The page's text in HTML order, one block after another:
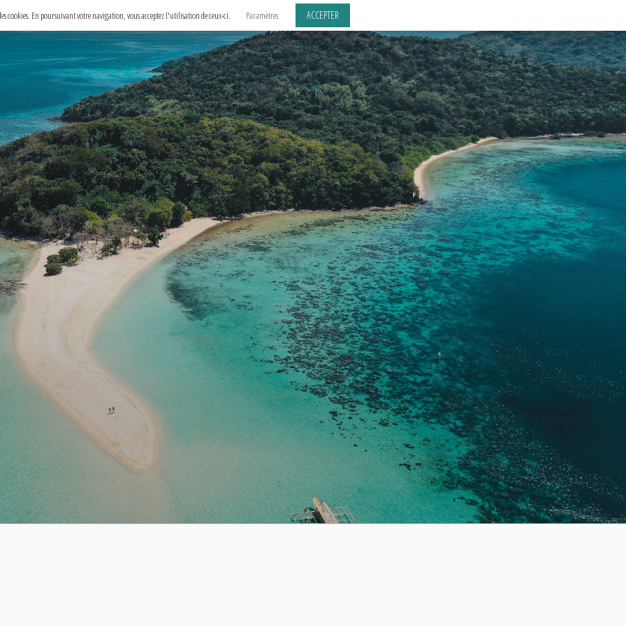
cookies. En poursuivant votre navigation, vous acceptez l'utilisation de ceux-ci. Paramètres ACCEPTER